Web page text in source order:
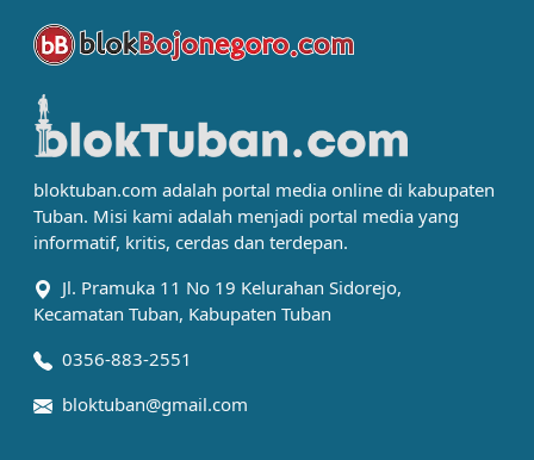
bloktuban.com adalah portal media online di kabupaten
Tuban. Misi kami adalah menjadi portal media yang
informatif, kritis, cerdas dan terdepan.
Jl. Pramuka 11 No 19 Kelurahan Sidorejo,
Kecamatan Tuban, Kabupaten Tuban
0356-883-2551
bloktuban@gmail.com